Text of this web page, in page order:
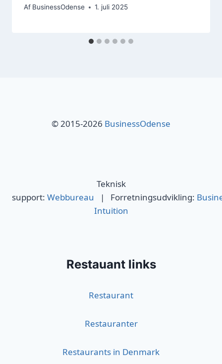
Af BusinessOdense 1. juli 2025
© 2015-2026 BusinessOdense
Teknisk
support: Webbureau | Forretningsudvikling:
Intuition
Restauant links
Restaurant
Restauranter
Restaurants in Denmark